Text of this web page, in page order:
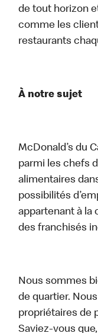
de tout horizon
comme les
restaurants
À notre sujet
McDonald’s du
parmi les chefs
alimentaires
possibilités
appartenant à la
des franchisés
Nous sommes
de quartier.
propriétaires de
Saviez-vous que,